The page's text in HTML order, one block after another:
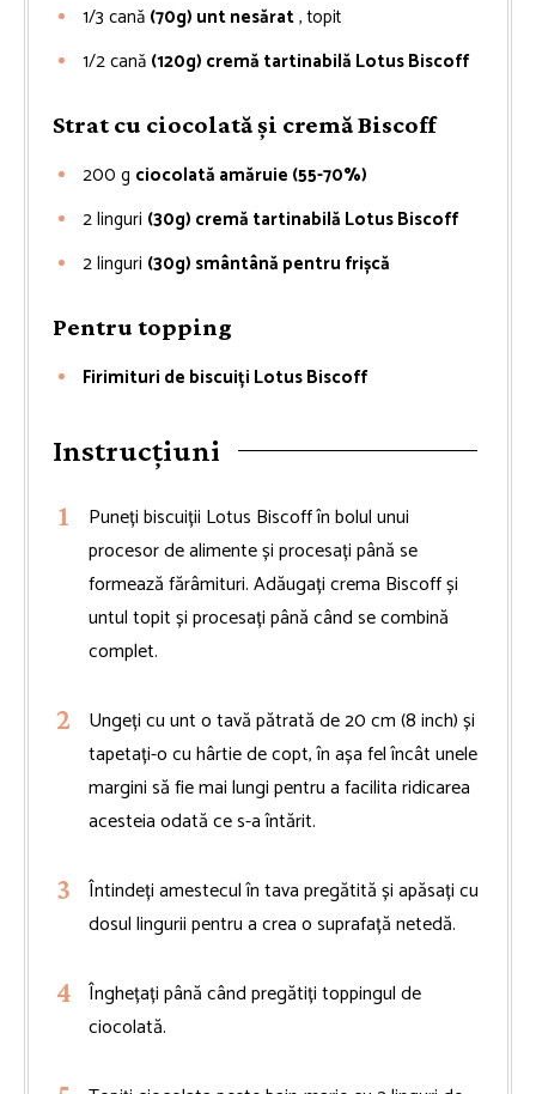
1/3 cană (70g) unt nesărat, topit
1/2cană (120g) cremă tartinabilă Lotus Biscoff
Strat cu ciocolată și cremă Biscoff
200 g ciocolată amăruie (55-70%)
2linguri (30g) cremă tartinabilă Lotus Biscoff
2linguri (30g) smântână pentru frișcă
Pentru topping
Firimituri de biscuiți Lotus Biscoff
Instrucțiuni
Puneți biscuiții Lotus Biscoff în bolul unui
procesor de alimente și procesați până se
formează fărâmituri. Adăugați crema Biscoff și
untul topit și procesați până când se combină
complet.
Ungeți cu unt o tavă pătrată de 20 cm (8 inch) și
tapetați-o cu hârtie de copt, în așa fel încât unele
margini să fie mai lungi pentru a facilita ridicarea
acesteia odată ce s-a întărit.
Întindeți amestecul în tava pregătită și apăsați cu
dosul lingurii pentru a crea o suprafață netedă.
Înghețați până când pregătiți toppingul de
ciocolată.